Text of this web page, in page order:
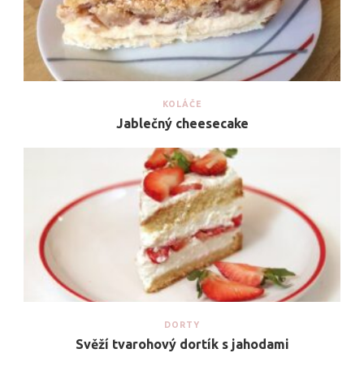
KOLÁČE
Jablečný cheesecake
DORTY
Svěží tvarohový dortík s jahodami